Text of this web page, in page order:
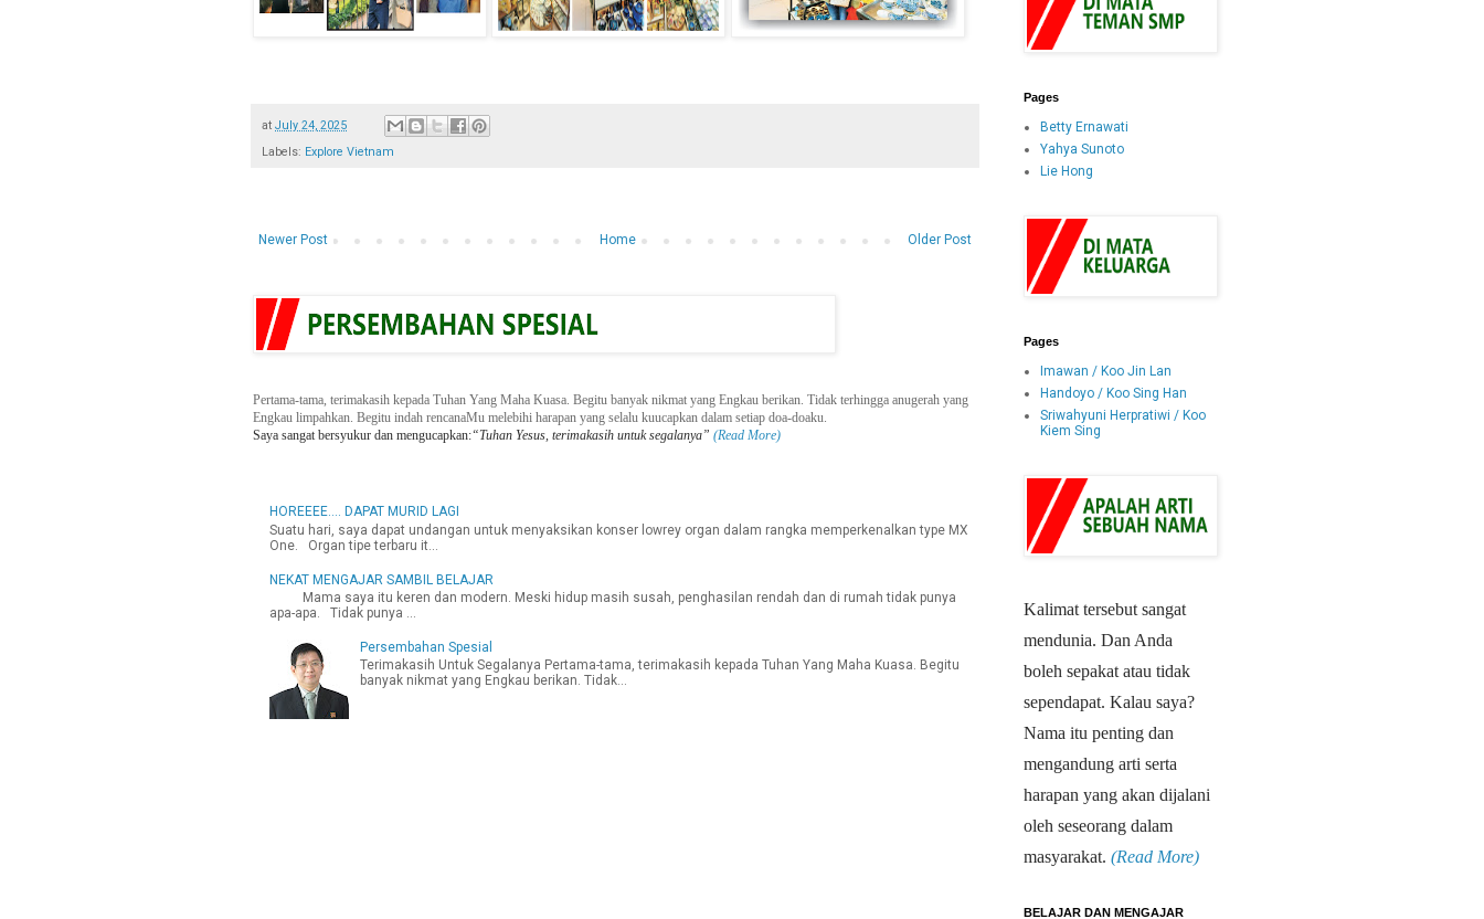
at July 24, 2025
Labels: Explore Vietnam
Newer Post Older Post
Home
Pertama-tama, terimakasih kepada Tuhan Yang Maha Kuasa. Begitu banyak nikmat yang Engkau berikan. Tidak terhingga anugerah yang
Engkau limpahkan. Begitu indah rencanaMu melebihi harapan yang selalu kuucapkan dalam setiap doa-doaku.
Saya sangat bersyukur dan mengucapkan:“Tuhan Yesus, terimakasih untuk segalanya” (Read More)
HOREEEE.... DAPAT MURID LAGI
Suatu hari, saya dapat undangan untuk menyaksikan konser lowrey organ dalam rangka memperkenalkan type MX
One. Organ tipe terbaru it...
NEKAT MENGAJAR SAMBIL BELAJAR
Mama saya itu keren dan modern. Meski hidup masih susah, penghasilan rendah dan di rumah tidak punya
apa-apa. Tidak punya ...
Persembahan Spesial
Terimakasih Untuk Segalanya Pertama-tama, terimakasih kepada Tuhan Yang Maha Kuasa. Begitu
banyak nikmat yang Engkau berikan. Tidak...
Pages
Betty Ernawati
Yahya Sunoto
Lie Hong
Pages
Imawan / Koo Jin Lan
Handoyo / Koo Sing Han
Sriwahyuni Herpratiwi / Koo
Kiem Sing
Kalimat tersebut sangat
mendunia. Dan Anda
boleh sepakat atau tidak
sependapat. Kalau saya?
Nama itu penting dan
mengandung arti serta
harapan yang akan dijalani
oleh seseorang dalam
masyarakat. (Read More)
BELAJAR DAN MENGAJAR